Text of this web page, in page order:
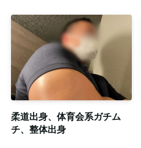
室・出張対応可
柔道出身、体育会系ガチム
チ、整体出身